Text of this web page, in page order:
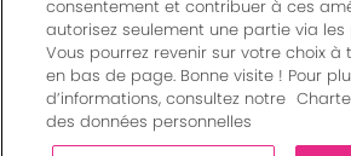
© Bordeaux Events And More | Rue
20088 - 33070 Bordeaux
Mentions légales|
Règlement général des
Un événement organisé par Bordeaux
Charte de protection des données
consentement et contribuer à ces
autorisez seulement une partie via
Vous pourrez revenir sur votre choix à
en bas de page. Bonne visite ! Pour
d’informations, consultez notre
des données personnelles